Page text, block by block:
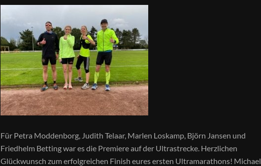
Für Petra Moddenborg, Judith Telaar, Marlen Loskamp, Björn Jansen und
Friedhelm Betting war es die Premiere auf der Ultrastrecke. Herzlichen
Glückwunsch zum erfolgreichen Finish eures ersten Ultramarathons! Michael